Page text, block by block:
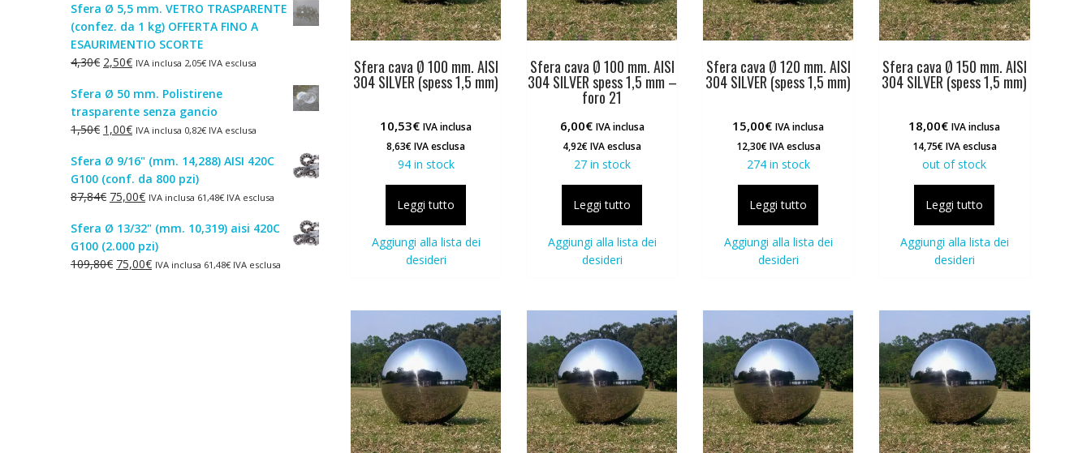
Sfera cava Ø 100 mm. AISI
304 SILVER (spess 1,5 mm)
10,53€ IVA inclusa
8,63€IVA esclusa
94 in stock
Leggi tutto
Aggiungi alla lista dei
desideri
Sfera cava Ø 100 mm. AISI
304 SILVER spess 1,5 mm –
foro 21
6,00€ IVA inclusa
4,92€IVA esclusa
27 in stock
Leggi tutto
Aggiungi alla lista dei
desideri
Sfera cava Ø 120 mm. AISI
304 SILVER (spess 1,5 mm)
15,00€ IVA inclusa
12,30€IVA esclusa
274 in stock
Leggi tutto
Aggiungi alla lista dei
desideri
Sfera cava Ø 150 mm. AISI
304 SILVER (spess 1,5 mm)
18,00€ IVA inclusa
14,75€IVA esclusa
out of stock
Leggi tutto
Aggiungi alla lista dei
desideri
originale
era:
44,52€.
attuale
è:
38,00€.
Sfera Ø 5,5 mm. VETRO TRASPARENTE
(confez. da 1 kg) OFFERTA FINO A
ESAURIMENTIO SCORTE
4,30€ Il
originale
era:
4,30€.
2,50€Il
attuale
è:
2,50€.
IVA inclusa 2,05€ IVA esclusa
Sfera Ø 50 mm. Polistirene
trasparente senza gancio
1,50€ Il
originale
era:
1,50€.
1,00€Il
attuale
è:
1,00€.
IVA inclusa 0,82€ IVA esclusa
Sfera Ø 9/16" (mm. 14,288) AISI 420C
G100 (conf. da 800 pzi)
87,84€ Il
originale
era:
87,84€.
75,00€Il
attuale
è:
75,00€.
IVA inclusa 61,48€ IVA esclusa
Sfera Ø 13/32" (mm. 10,319) aisi 420C
G100 (2.000 pzi)
109,80€ Il
75,00€IlIVA inclusa 61,48€ IVA esclusa